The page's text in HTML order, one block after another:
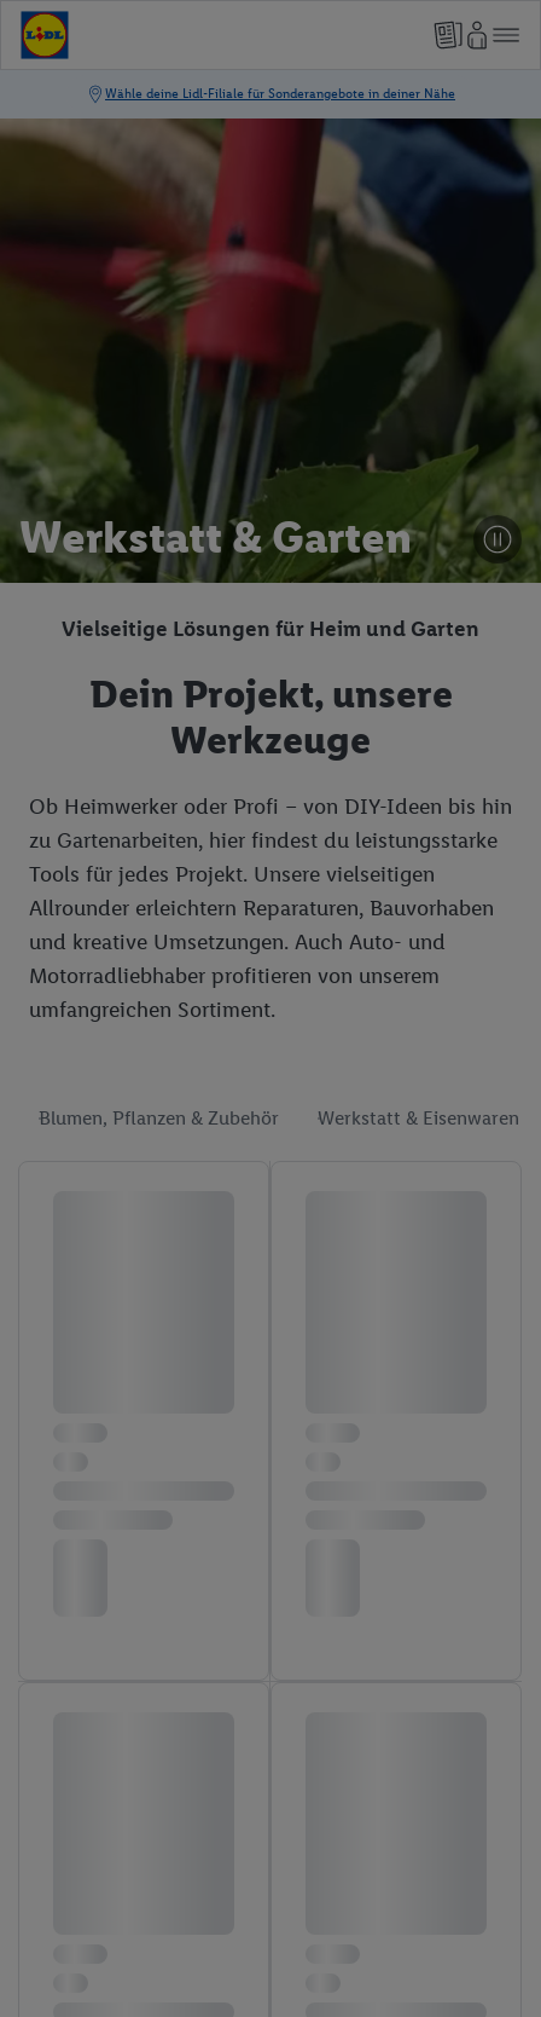
Werkstatt & Garten
Vielseitige Lösungen für Heim und Garten
Dein Projekt, unsere
Werkzeuge
Ob Heimwerker oder Profi – von DIY-Ideen bis hin
zu Gartenarbeiten, hier findest du leistungsstarke
Tools für jedes Projekt. Unsere vielseitigen
Allrounder erleichtern Reparaturen, Bauvorhaben
und kreative Umsetzungen. Auch Auto- und
Motorradliebhaber profitieren von unserem
umfangreichen Sortiment.
Blumen, Pflanzen & Zubehör Werkstatt & Eisenwaren